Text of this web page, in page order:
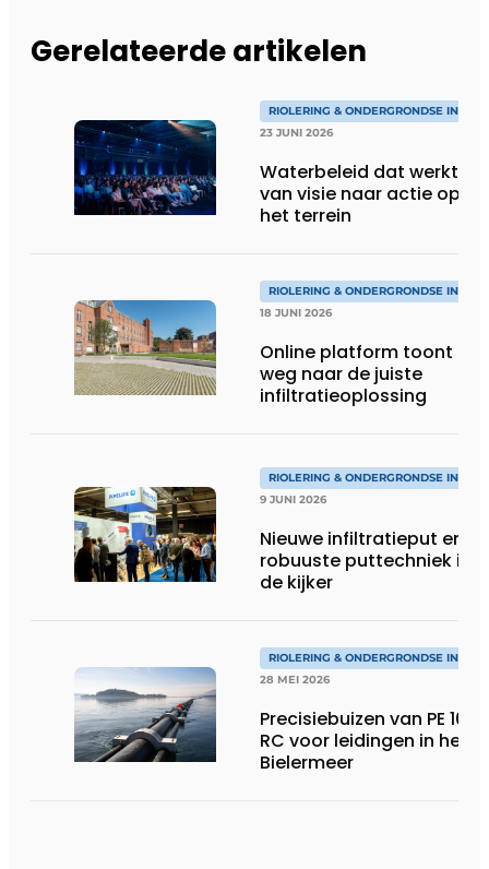
Gerelateerde artikelen
RIOLERING & ONDERGRONDSE INFRA
23 JUNI 2026
Waterbeleid dat werkt:
van visie naar actie op
het terrein
RIOLERING & ONDERGRONDSE INFRA
18 JUNI 2026
Online platform toont de
weg naar de juiste
infiltratieoplossing
RIOLERING & ONDERGRONDSE INFRA
9 JUNI 2026
Nieuwe infiltratieput en
robuuste puttechniek in
de kijker
RIOLERING & ONDERGRONDSE INFRA
28 MEI 2026
Precisiebuizen van PE 100-
RC voor leidingen in het
Bielermeer